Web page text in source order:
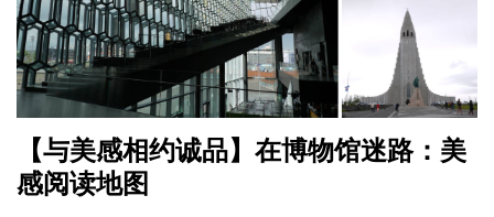
【与美感相约诚品】在博物馆迷路：美
感阅读地图